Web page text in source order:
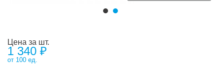
Цена за шт.
1 340 ₽
от 100 ед.